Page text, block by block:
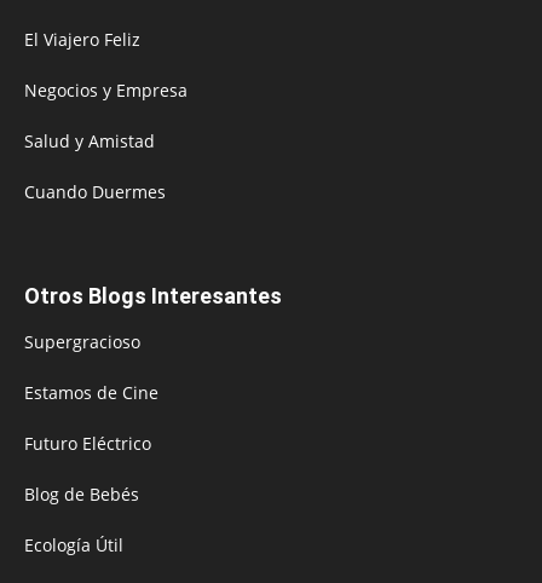
El Viajero Feliz
Negocios y Empresa
Salud y Amistad
Cuando Duermes
Otros Blogs Interesantes
Supergracioso
Estamos de Cine
Futuro Eléctrico
Blog de Bebés
Ecología Útil